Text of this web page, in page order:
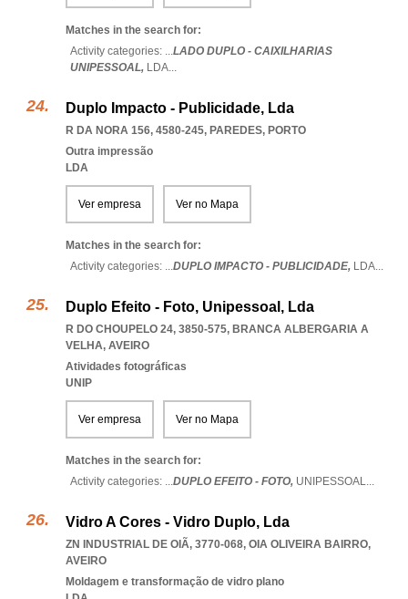
Matches in the search for:
Activity categories: ...LADO DUPLO - CAIXILHARIAS
UNIPESSOAL, LDA...
Duplo Impacto - Publicidade, Lda
R DA NORA 156, 4580-245, PAREDES, PORTO
Outra impressão
LDA
Ver empresa Ver no Mapa
Matches in the search for:
Activity categories: ...DUPLO IMPACTO - PUBLICIDADE, LDA...
Duplo Efeito - Foto, Unipessoal, Lda
R DO CHOUPELO 24, 3850-575, BRANCA ALBERGARIA A
VELHA, AVEIRO
Atividades fotográficas
UNIP
Ver empresa Ver no Mapa
Matches in the search for:
Activity categories: ...DUPLO EFEITO - FOTO, UNIPESSOAL...
Vidro A Cores - Vidro Duplo, Lda
ZN INDUSTRIAL DE OIÃ, 3770-068, OIA OLIVEIRA BAIRRO,
AVEIRO
Moldagem e transformação de vidro plano